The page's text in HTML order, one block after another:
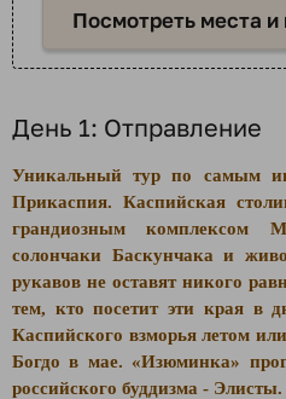
Посмотреть места
День 1: Отправление
Уникальный тур по самым
Прикаспия. Каспийская
грандиозным комплексом
солончаки Баскунчака и
рукавов не оставят никого
тем, кто посетит эти края в
Каспийского взморья летом
Богдо в мае. «Изюминка»
российского буддизма - Элисты.